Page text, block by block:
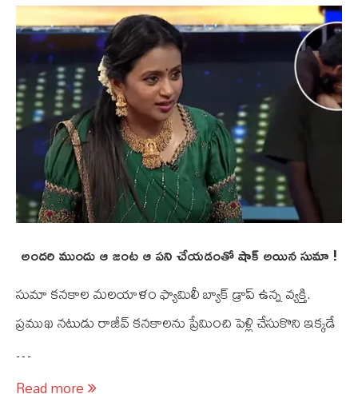
అందరి ముందు ఆ జంట ఆ పని చేయడంతో షాక్ అయిన సుమా !
సుమా కనకాల మలయాళం ఫ్యామిలీ బ్యాక్ డ్రాప్ ఉన్న వ్యక్తి.
ప్రముఖ నటుడు రాజీవ్ కనకాలను ప్రేమించి పెళ్లి చేసుకొని ఇక్కడే
…
Read more